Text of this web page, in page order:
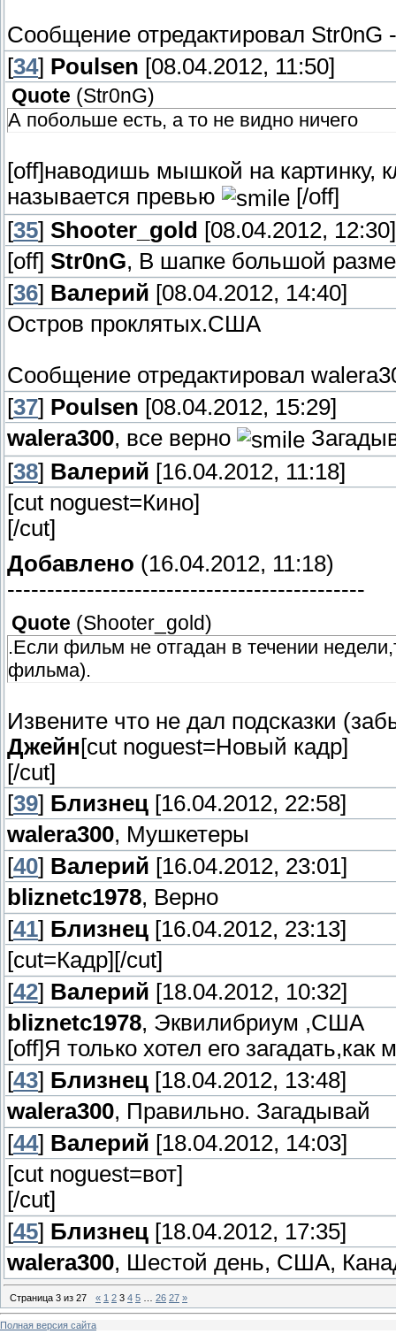
Сообщение отредактировал Str0nG
[34] Poulsen [08.04.2012, 11:50]
Quote (Str0nG)
А побольше есть, а то не видно ничего
[off]наводишь мышкой на картинку,
называется превью
[/off]
[35] Shooter_gold [08.04.2012, 12:30]
[off] Str0nG, В шапке большой
[36] Валерий [08.04.2012, 14:40]
Остров проклятых.США
Сообщение отредактировал
[37] Poulsen [08.04.2012, 15:29]
walera300, все верно
[38] Валерий [16.04.2012, 11:18]
[cut noguest=Кино]
[/cut]
Добавлено (16.04.2012, 11:18)
---------------------------------------------
Quote (Shooter_gold)
.Если фильм не отгадан в течении
фильма).
Извените что не дал подсказки
Джейн[cut noguest=Новый кадр]
[/cut]
[39] Близнец [16.04.2012, 22:58]
walera300, Мушкетеры
[40] Валерий [16.04.2012, 23:01]
bliznetc1978, Верно
[41] Близнец [16.04.2012, 23:13]
[cut=Кадр] [/cut]
[42] Валерий [18.04.2012, 10:32]
bliznetc1978, Эквилибриум ,США
[off]Я только хотел его
[43] Близнец [18.04.2012, 13:48]
walera300, Правильно. Загадывай
[44] Валерий [18.04.2012, 14:03]
[cut noguest=вот]
[/cut]
[45] Близнец [18.04.2012, 17:35]
walera300, Шестой день, США,
Страница 3 из 27 « 1 2 3 4 5 26 27 »
Полная версия сайта